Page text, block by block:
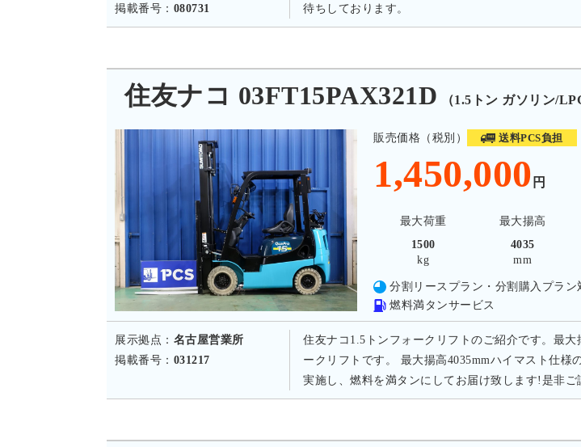
掲載番号： 080731
待ちしております。
住友ナコ 03FT15PAX321D （1.5トン ガソリン/
販売価格（税別） 送料PCS負担
1,450,000 円
最大荷重 最大揚高
1500
kg
4035
mm
分割リースプラン・分割購入プラン
燃料満タンサービス
展示拠点： 名古屋営業所
掲載番号： 031217
住友ナコ1.5トンフォークリフトのご紹介です。最
ークリフトです。 最大揚高4035mmハイマスト仕
実施し、燃料を満タンにしてお届け致します!是非